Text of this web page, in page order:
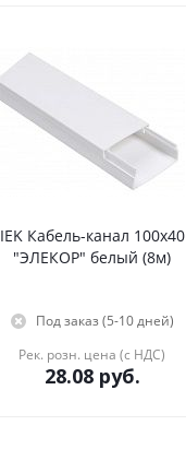
IEK Кабель-канал 100х40
"ЭЛЕКОР" белый (8м)
Под заказ (5-10 дней)
Рек. розн. цена (с НДС)
28.08руб.